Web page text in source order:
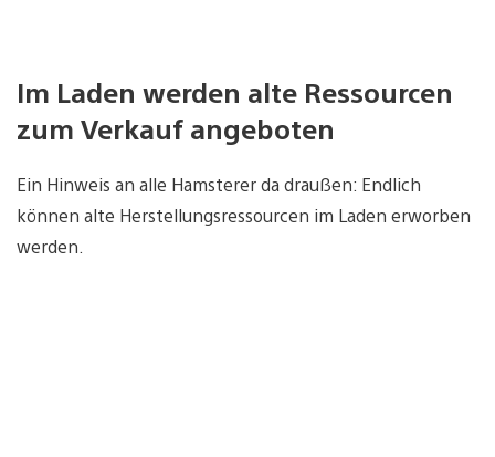
Im Laden werden alte Ressourcen
zum Verkauf angeboten
Ein Hinweis an alle Hamsterer da draußen: Endlich
können alte Herstellungsressourcen im Laden erworben
werden.